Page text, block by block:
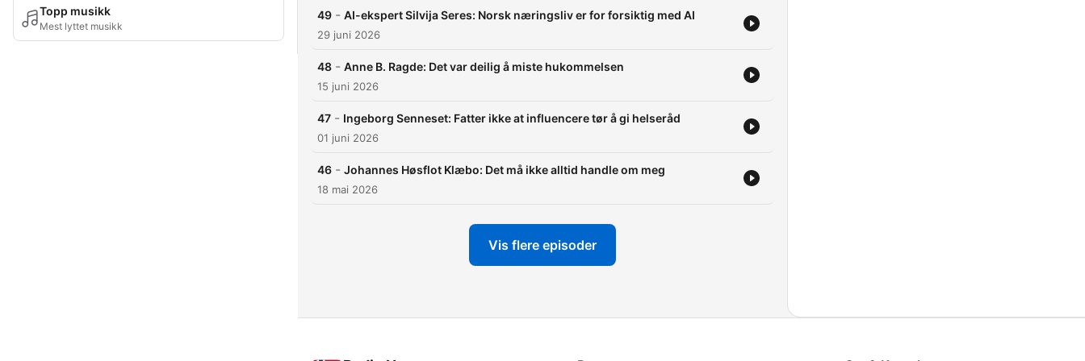
Topp musikk
Mest lyttet musikk
49 - AI-ekspert Silvija Seres: Norsk næringsliv er for forsiktig med AI
29 juni 2026
48 - Anne B. Ragde: Det var deilig å miste hukommelsen
15 juni 2026
47 - Ingeborg Senneset: Fatter ikke at influencere tør å gi helseråd
01 juni 2026
46 - Johannes Høsflot Klæbo: Det må ikke alltid handle om meg
18 mai 2026
Vis flere episoder